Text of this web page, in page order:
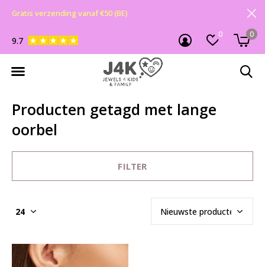
0 0
9.7
Gratis verzending vanaf €50 (BE)
Producten getagd met lange
oorbel
FILTER